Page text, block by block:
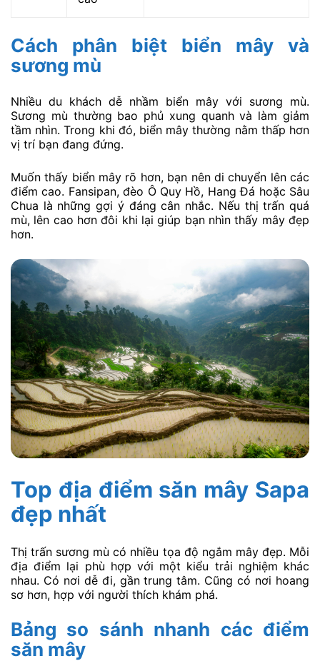
Cách phân biệt biển mây và
sương mù
Nhiều du khách dễ nhầm biển mây với sương mù.
Sương mù thường bao phủ xung quanh và làm giảm
tầm nhìn. Trong khi đó, biển mây thường nằm thấp hơn
vị trí bạn đang đứng.
Muốn thấy biển mây rõ hơn, bạn nên di chuyển lên các
điểm cao. Fansipan, đèo Ô Quy Hồ, Hang Đá hoặc Sâu
Chua là những gợi ý đáng cân nhắc. Nếu thị trấn quá
mù, lên cao hơn đôi khi lại giúp bạn nhìn thấy mây đẹp
hơn.
Top địa điểm săn mây Sapa
đẹp nhất
Thị trấn sương mù có nhiều tọa độ ngắm mây đẹp. Mỗi
địa điểm lại phù hợp với một kiểu trải nghiệm khác
nhau. Có nơi dễ đi, gần trung tâm. Cũng có nơi hoang
sơ hơn, hợp với người thích khám phá.
Bảng so sánh nhanh các điểm
săn mây